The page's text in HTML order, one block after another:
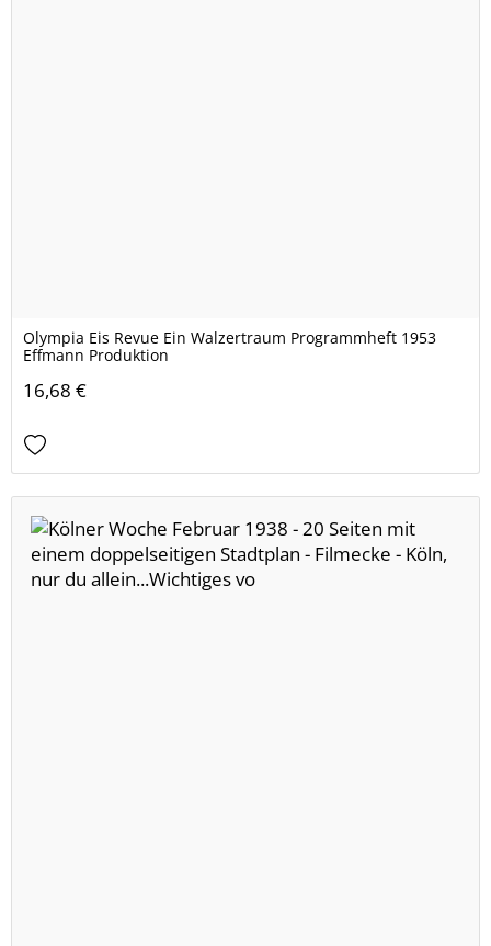
Olympia Eis Revue Ein Walzertraum Programmheft 1953
Effmann Produktion
16,68 €